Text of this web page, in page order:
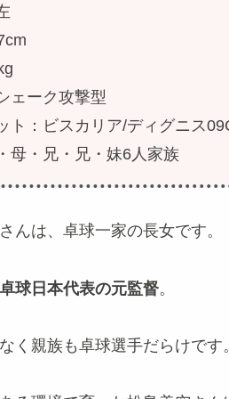
ェーク攻撃型
ト：ビスカリア/ディグニス
母・兄・兄・妹6人家族
んは、卓球一家の長女です。
球日本代表の元監督。
く親族も卓球選手だらけです